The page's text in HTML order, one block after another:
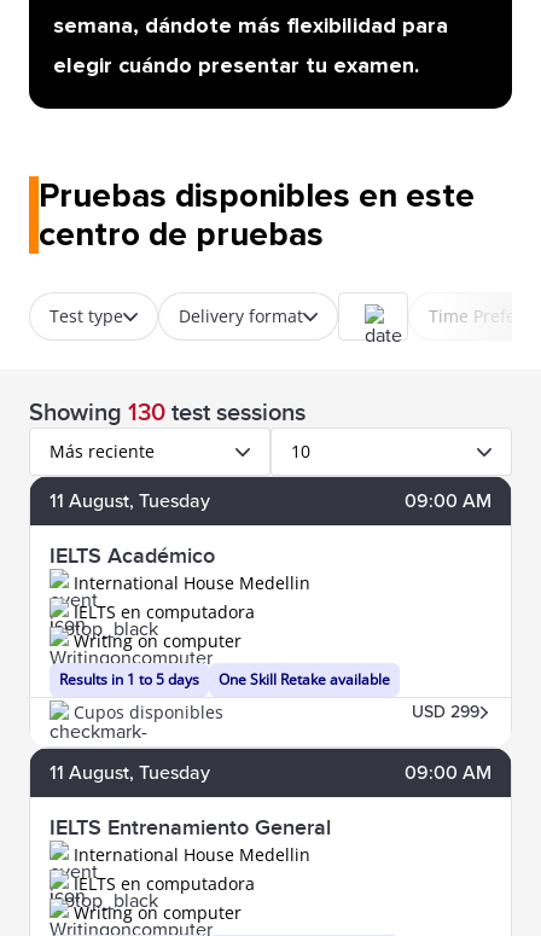
semana, dándote más flexibilidad para
elegir cuándo presentar tu examen.
Pruebas disponibles en este
centro de pruebas
Test type Delivery format Time
Showing 130 test sessions
Más reciente 10
11 August, Tuesday 09:00 AM
IELTS Académico
International House Medellin
Results in 1 to 5 days
IELTS en computadora
Writing on computer
One Skill Retake available
Cupos disponibles USD 299
11 August, Tuesday 09:00 AM
IELTS Entrenamiento General
International House Medellin
IELTS en computadora
Writing on computer